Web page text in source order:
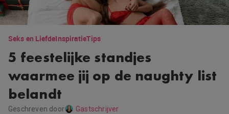
Seks en LiefdeInspiratieTips
5 feestelijke standjes
waarmee jij op de naughty list
belandt
Geschreven door Gastschrijver